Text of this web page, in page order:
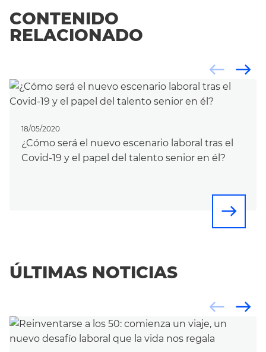
CONTENIDO
RELACIONADO
18/05/2020
¿Cómo será el nuevo escenario laboral tras el
Covid-19 y el papel del talento senior en él?
east
east
west
ÚLTIMAS NOTICIAS
east
west